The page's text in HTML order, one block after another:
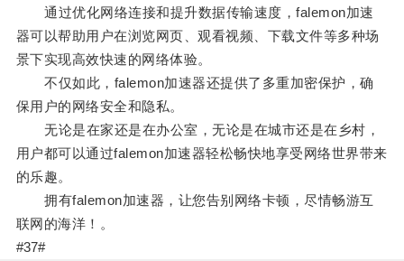
通过优化网络连接和提升数据传输速度，falemon加速
器可以帮助用户在浏览网页、观看视频、下载文件等多种场
景下实现高效快速的网络体验。
不仅如此，falemon加速器还提供了多重加密保护，确
保用户的网络安全和隐私。
无论是在家还是在办公室，无论是在城市还是在乡村，
用户都可以通过falemon加速器轻松畅快地享受网络世界带来
的乐趣。
拥有falemon加速器，让您告别网络卡顿，尽情畅游互
联网的海洋！。
#37#